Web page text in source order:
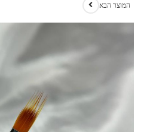
המוצר הבא